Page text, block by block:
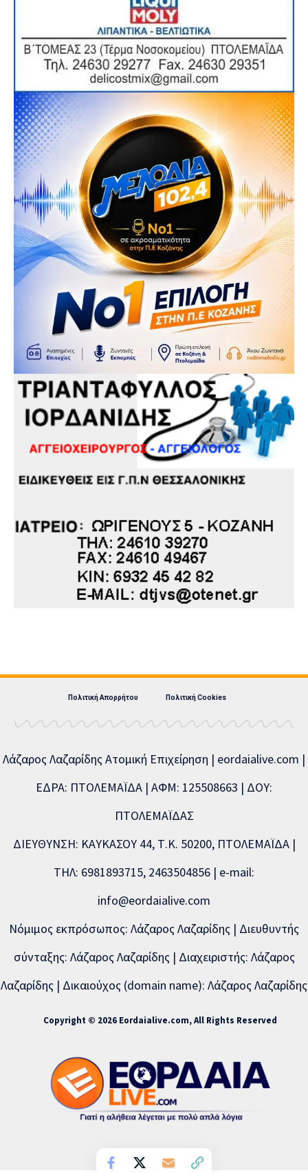
Πολιτική Απορρήτου Πολιτική Cookies
Λάζαρος Λαζαρίδης Ατομική Επιχείρηση | eordaialive.com |
ΕΔΡΑ: ΠΤΟΛΕΜΑΪΔΑ | ΑΦΜ: 125508663 | ΔΟΥ:
ΠΤΟΛΕΜΑΪΔΑΣ
ΔΙΕΥΘΥΝΣΗ: ΚΑΥΚΑΣΟΥ 44, Τ.Κ. 50200, ΠΤΟΛΕΜΑΪΔΑ |
ΤΗΛ: 6981893715, 2463504856 | e-mail:
info@eordaialive.com
Νόμιμος εκπρόσωπος: Λάζαρος Λαζαρίδης | Διευθυντής
σύνταξης: Λάζαρος Λαζαρίδης | Διαχειριστής: Λάζαρος
Λαζαρίδης | Δικαιούχος (domain name): Λάζαρος Λαζαρίδης
Copyright © 2026 Eordaialive.com, All Rights Reserved